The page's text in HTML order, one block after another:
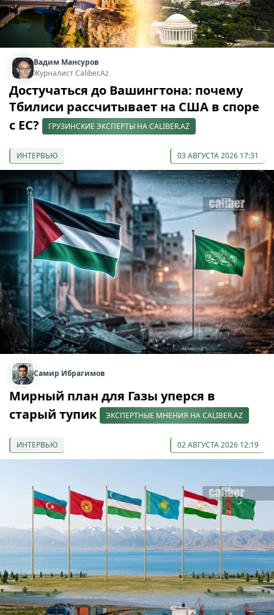
Вадим Мансуров
Журналист Caliber.Az
Достучаться до Вашингтона: почему
Тбилиси рассчитывает на США в споре
с ЕС?
ГРУЗИНСКИЕ ЭКСПЕРТЫ НА CALIBER.AZ
ИНТЕРВЬЮ 03 АВГУСТА 2026 17:31
Самир Ибрагимов
Мирный план для Газы уперся в
старый тупик
ЭКСПЕРТНЫЕ МНЕНИЯ НА CALIBER.AZ
ИНТЕРВЬЮ 02 АВГУСТА 2026 12:19